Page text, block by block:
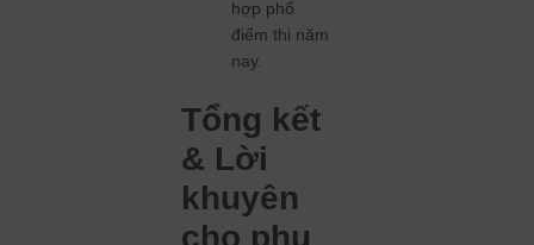
hợp phổ
điểm thi năm
nay.
Tổng kết
& Lời
khuyên
cho phụ